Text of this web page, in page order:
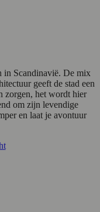
in Scandinavië. De mix
geeft de stad een
zorgen, het wordt hier
om zijn levendige
en laat je avontuur